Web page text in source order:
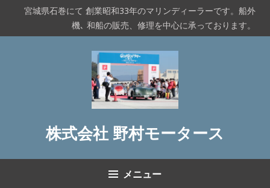
テ
宮城県石巻にて 創業昭和33年のマリンディーラーです。船外
機､ 和船の販売、修理を中心に承っております。
株式会社 野村モータース
メニュー